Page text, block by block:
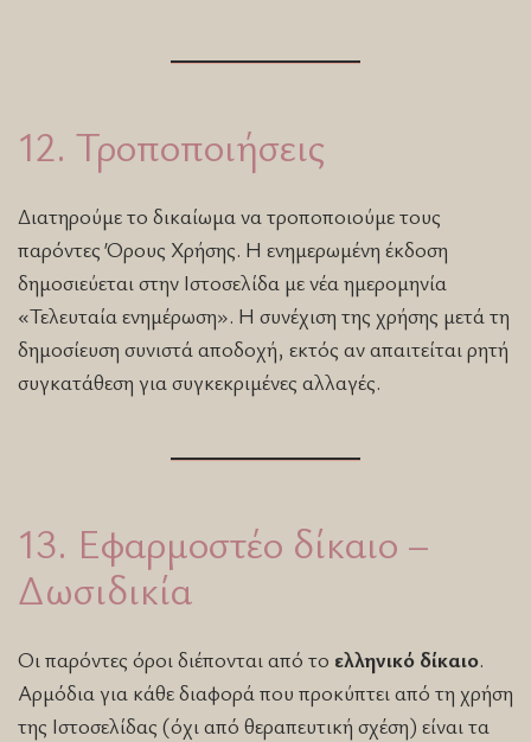
12. Τροποποιήσεις
Διατηρούμε το δικαίωμα να τροποποιούμε τους
παρόντες Όρους Χρήσης. Η ενημερωμένη έκδοση
δημοσιεύεται στην Ιστοσελίδα με νέα ημερομηνία
«Τελευταία ενημέρωση». Η συνέχιση της χρήσης μετά τη
δημοσίευση συνιστά αποδοχή, εκτός αν απαιτείται ρητή
συγκατάθεση για συγκεκριμένες αλλαγές.
13. Εφαρμοστέο δίκαιο –
Δωσιδικία
Οι παρόντες όροι διέπονται από το ελληνικό δίκαιο.
Αρμόδια για κάθε διαφορά που προκύπτει από τη χρήση
της Ιστοσελίδας (όχι από θεραπευτική σχέση) είναι τα